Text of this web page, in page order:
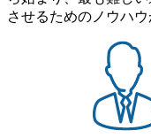
ーションで区切られ
事業拠点をシンガポ
するコンサルティン
八重洲2-2-1 東京ミッ
ー8階 受動喫煙対策 :
B 書類選考通過後に
ロジーコンサルタン
提供 2026年8月22日(
より変動 2026年8月7
(旧ITXO-IMS) ②
TS-Fukuoka ⑥ AMS-
グ受賞歴多数 あえて
的な成長を若手に任
ョンメリットを重視
9.2時間、有休消化率
ア組織） 2026年8月
日(月) 16:00 ※応募者
させるためのノウハ